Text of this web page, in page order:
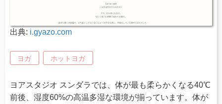
出典: i.gyazo.com
ヨガ ホットヨガ
ヨアスタジオ スンダラでは、体が最も柔らかくなる40℃
前後、湿度60%の高温多湿な環境が揃っています。体が